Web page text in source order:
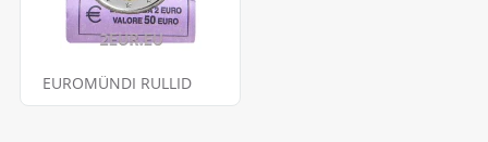
EUROMÜNDI RULLID